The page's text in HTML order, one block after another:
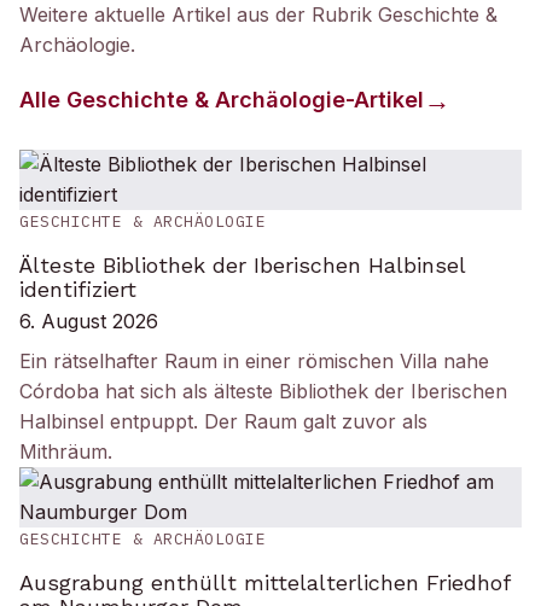
Weitere aktuelle Artikel aus der Rubrik Geschichte &
Archäologie.
Alle Geschichte & Archäologie-Artikel
GESCHICHTE & ARCHÄOLOGIE
Älteste Bibliothek der Iberischen Halbinsel
identifiziert
6. August 2026
Ein rätselhafter Raum in einer römischen Villa nahe
Córdoba hat sich als älteste Bibliothek der Iberischen
Halbinsel entpuppt. Der Raum galt zuvor als
Mithräum.
GESCHICHTE & ARCHÄOLOGIE
Ausgrabung enthüllt mittelalterlichen Friedhof